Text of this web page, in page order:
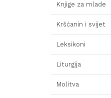
Knjige za mlade
Kršćanin i svijet
Leksikoni
Liturgija
Molitva